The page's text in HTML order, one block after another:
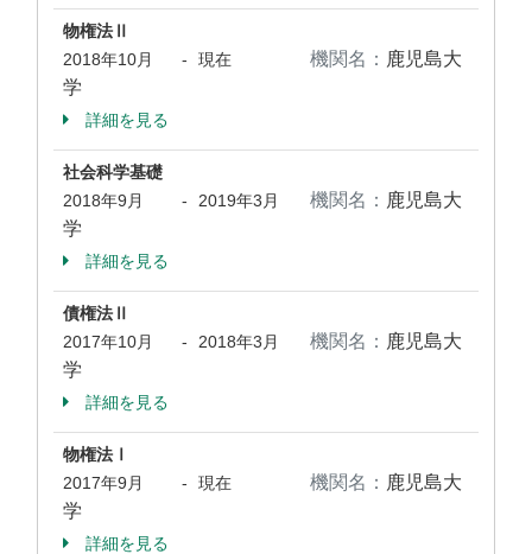
物権法Ⅱ
2018年10月
- 現在 機関名： 鹿児島大
学
詳細を見る
社会科学基礎
2018年9月
- 2019年3月 機関名： 鹿児島大
学
詳細を見る
債権法Ⅱ
2017年10月
- 2018年3月 機関名： 鹿児島大
学
詳細を見る
物権法Ⅰ
2017年9月
- 現在 機関名： 鹿児島大
学
詳細を見る